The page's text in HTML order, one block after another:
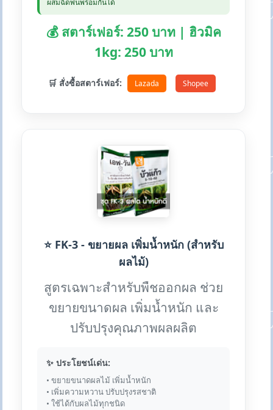
ผสมฉีดพ่นพร้อมกันได้
💰 สตาร์เฟอร์: 250 บาท | ฮิวมิค
1kg: 250 บาท
🛒 สั่งซื้อสตาร์เฟอร์: Lazada Shopee
⭐ FK-3 - ขยายผล เพิ่มน้ำหนัก (สำหรับ
ผลไม้)
สูตรเฉพาะสำหรับพืชออกผล ช่วย
ขยายขนาดผล เพิ่มน้ำหนัก และ
ปรับปรุงคุณภาพผลผลิต
✨ ประโยชน์เด่น:
• ขยายขนาดผลไม้ เพิ่มน้ำหนัก
• เพิ่มความหวาน ปรับปรุงรสชาติ
• ใช้ได้กับผลไม้ทุกชนิด